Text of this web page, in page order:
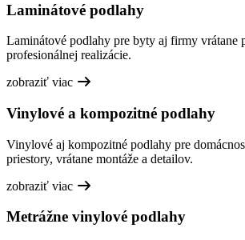
Laminátové podlahy
Laminátové podlahy pre byty aj firmy vrátane
profesionálnej realizácie.
zobraziť viac
Vinylové a kompozitné podlahy
Vinylové aj kompozitné podlahy pre
priestory, vrátane montáže a detailov.
zobraziť viac
Metrážne vinylové podlahy